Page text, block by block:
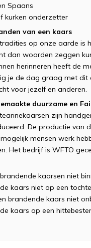
Spaans
kurken onderzetter
van een kaars
op onze aarde is
dan woorden zeggen
herinneren heeft de
je de dag graag met dit
voor jezelf en anderen.
duurzame en
zijn
De productie van
mensen werk
Het bedrijf is WFTO
kaarsen niet
kaars niet op een
brandende kaars niet
kaars op een